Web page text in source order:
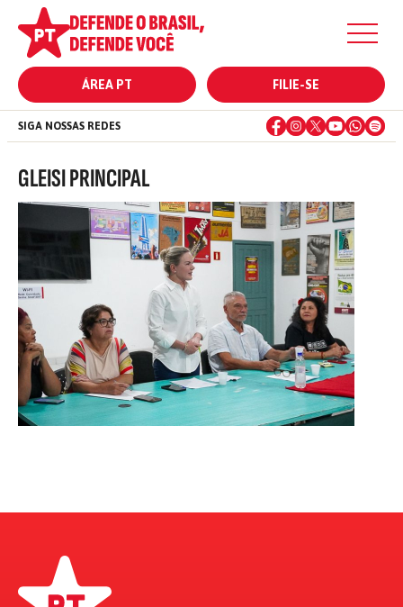
ÁREA PT FILIE-SE
SIGA NOSSAS REDES
GLEISI PRINCIPAL